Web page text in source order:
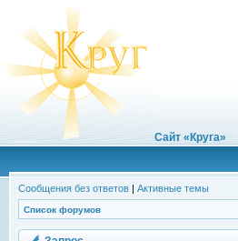
Сайт «Круга»
Сообщения без ответов | Активные темы
Список форумов